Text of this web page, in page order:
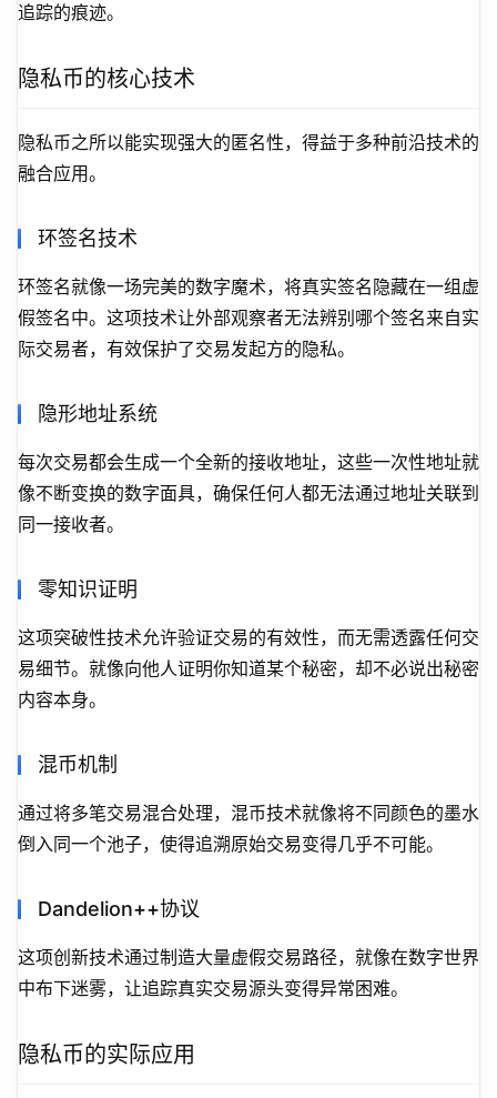
追踪的痕迹。
隐私币的核心技术
隐私币之所以能实现强大的匿名性，得益于多种前沿技术的
融合应用。
环签名技术
环签名就像一场完美的数字魔术，将真实签名隐藏在一组虚
假签名中。这项技术让外部观察者无法辨别哪个签名来自实
际交易者，有效保护了交易发起方的隐私。
隐形地址系统
每次交易都会生成一个全新的接收地址，这些一次性地址就
像不断变换的数字面具，确保任何人都无法通过地址关联到
同一接收者。
零知识证明
这项突破性技术允许验证交易的有效性，而无需透露任何交
易细节。就像向他人证明你知道某个秘密，却不必说出秘密
内容本身。
混币机制
通过将多笔交易混合处理，混币技术就像将不同颜色的墨水
倒入同一个池子，使得追溯原始交易变得几乎不可能。
Dandelion++协议
这项创新技术通过制造大量虚假交易路径，就像在数字世界
中布下迷雾，让追踪真实交易源头变得异常困难。
隐私币的实际应用